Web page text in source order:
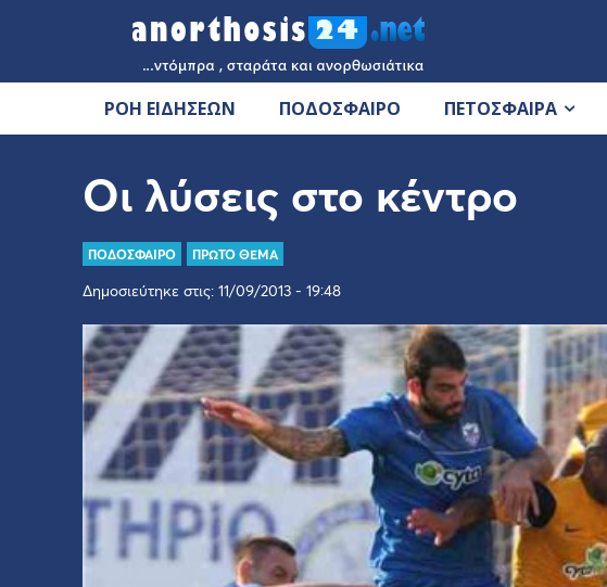
ΡΟΗ ΕΙΔΗΣΕΩΝ ΠΟΔΟΣΦΑΙΡΟ ΠΕΤΟΣΦΑΙΡΑ
Οι λύσεις στο κέντρο
ΠΟΔΟΣΦΑΙΡΟ ΠΡΩΤΟ ΘΕΜΑ
Δημοσιεύτηκε στις: 11/09/2013 - 19:48